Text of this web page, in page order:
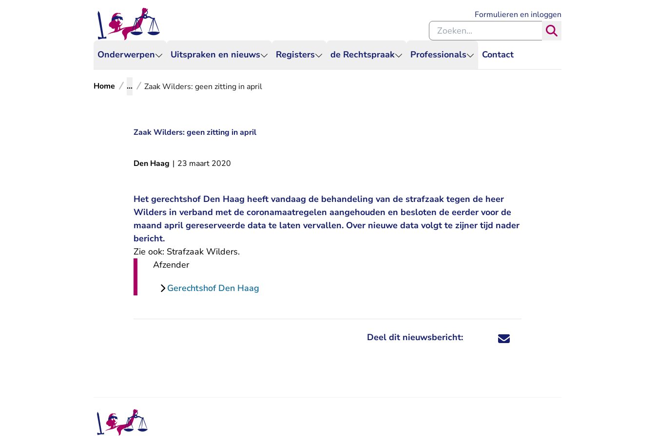
Onderwerpen Uitspraken en nieuws Registers de Rechtspraak Professionals Contact
Formulieren en inloggen
Zoeken binnen de Rechtspraak
Home ... Zaak Wilders: geen zitting in april
Zaak Wilders: geen zitting in april
Den Haag | 23 maart 2020
Het gerechtshof Den Haag heeft vandaag de behandeling van de strafzaak tegen de heer
Wilders in verband met de coronamaatregelen aangehouden en besloten de eerder voor de
maand april gereserveerde data te laten vervallen. Over nieuwe data volgt te zijner tijd nader
bericht.
Zie ook: Strafzaak Wilders.
Afzender
Gerechtshof Den Haag
Deel dit nieuwsbericht: Deel dit nieuwsbericht via X - U verlaat
Deel dit nieuwsbericht via Facebook - U
Deel dit nieuwsbericht via e-mail
Deel dit nieuwsbericht via LinkedIn - U